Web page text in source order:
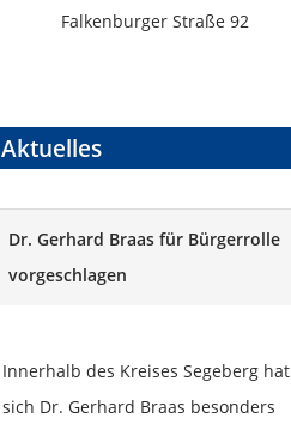
Falkenburger Straße 92
Aktuelles
Dr. Gerhard Braas für Bürgerrolle
vorgeschlagen
Innerhalb des Kreises Segeberg hat
sich Dr. Gerhard Braas besonders